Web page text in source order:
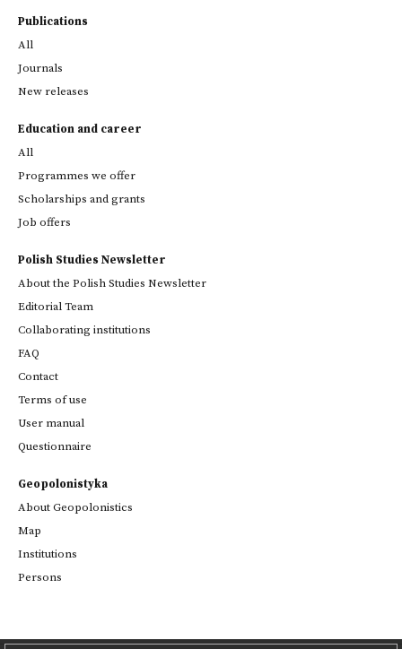
Publications
All
Journals
New releases
Education and career
All
Programmes we offer
Scholarships and grants
Job offers
Polish Studies Newsletter
About the Polish Studies Newsletter
Editorial Team
Collaborating institutions
FAQ
Contact
Terms of use
User manual
Questionnaire
Geopolonistyka
About Geopolonistics
Map
Institutions
Persons